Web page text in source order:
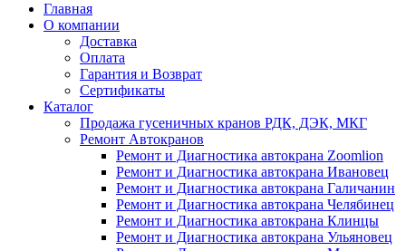
Главная
О компании
Доставка
Оплата
Гарантия и Возврат
Сертификаты
Каталог
Продажа гусеничных кранов РДК, ДЭК, МКГ
Ремонт Автокранов
Ремонт и Диагностика автокрана Zoomlion
Ремонт и Диагностика автокрана Ивановец
Ремонт и Диагностика автокрана Галичанин
Ремонт и Диагностика автокрана Челябинец
Ремонт и Диагностика автокрана Клинцы
Ремонт и Диагностика автокрана Ульяновец